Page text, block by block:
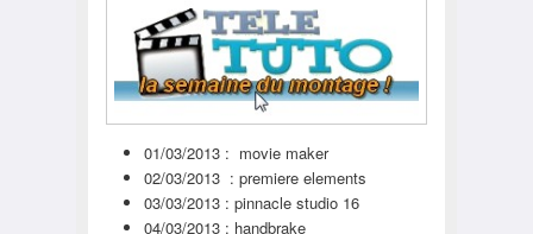
01/03/2013 : movie maker
02/03/2013 : premiere elements
03/03/2013 : pinnacle studio 16
04/03/2013 : handbrake